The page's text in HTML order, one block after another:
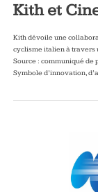
Kith et
Kith dévoile une
cyclisme italien à travers
Source : communiqué de
Symbole d’innovation,